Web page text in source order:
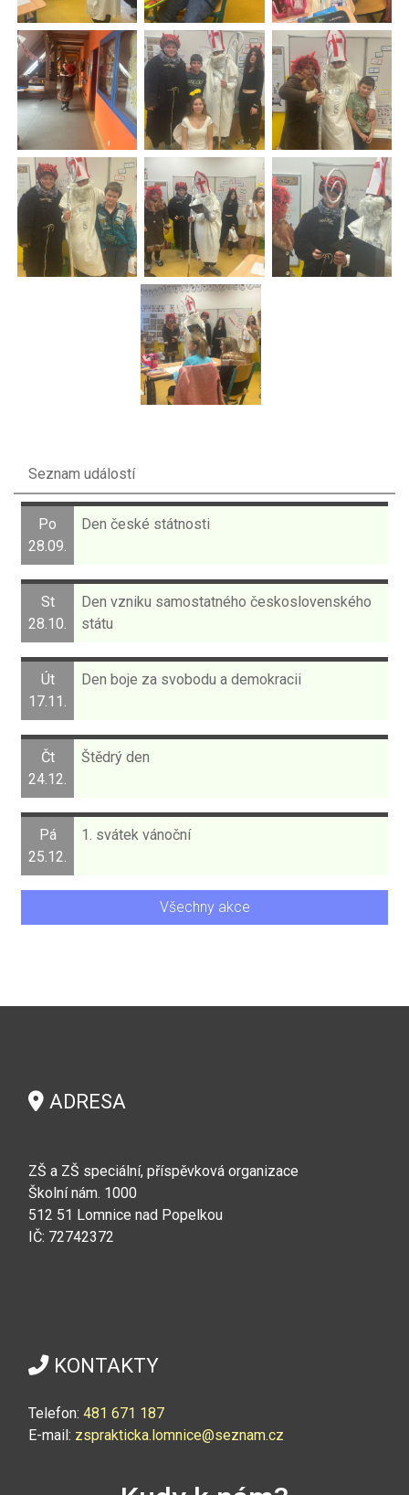
Seznam událostí
Po
28.09.
Den české státnosti
St
28.10.
Den vzniku samostatného československého
státu
Út
17.11.
Den boje za svobodu a demokracii
Čt
24.12.
Štědrý den
Pá
25.12.
1. svátek vánoční
Všechny akce
ADRESA
ZŠ a ZŠ speciální, příspěvková organizace
Školní nám. 1000
512 51 Lomnice nad Popelkou
IČ: 72742372
KONTAKTY
Telefon: 481 671 187
E-mail: zsprakticka.lomnice@seznam.cz